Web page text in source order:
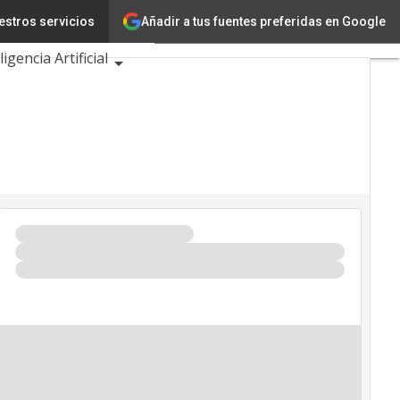
Añadir a tus fuentes preferidas en Google
servicios
Innovación
Artificial